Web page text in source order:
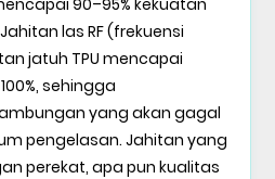
90–95% kekuatan
las RF (frekuensi
jatuh TPU mencapai
sehingga
yang akan gagal
pengelasan. Jahitan yang
perekat, apa pun kualitas